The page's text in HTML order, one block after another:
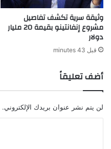
وثيقة سرية تكشف تفاصيل
مشروع إنفانتينو بقيمة 20 مليار
دولار
قبل 43 minutes
أضف تعليقاً
لن يتم نشر عنوان بريدك الإلكتروني.